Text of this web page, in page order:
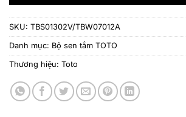
SKU: TBS01302V/TBW07012A
Danh mục: Bộ sen tắm TOTO
Thương hiệu: Toto